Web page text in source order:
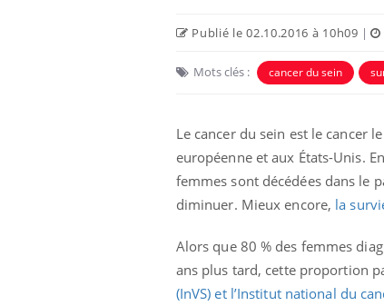
Publié le 02.10.2016 à 10h09 |
Mots clés : cancer du sein
Le cancer du sein est le cancer
européenne et aux États-Unis.
femmes sont décédées dans le
diminuer. Mieux encore, la
Alors que 80 % des femmes
ans plus tard, cette proportion
(InVS) et l’Institut national du
change dans la prise en
charge des femmes